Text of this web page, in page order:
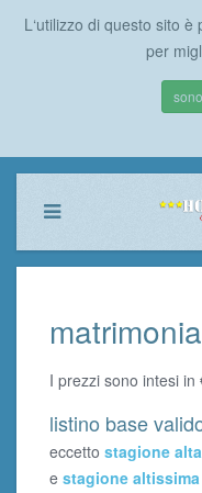
L‘utilizzo di questo sito
per
I prezzi sono intesi in
listino base
eccetto stagione
e stagione altissima